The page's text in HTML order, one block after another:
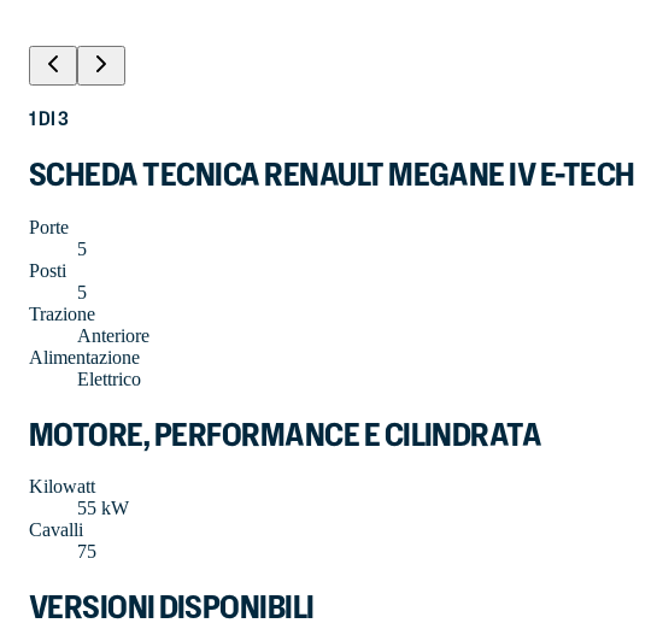
1DI3
SCHEDA TECNICA RENAULT MEGANE IV E-TECH
Porte
5
Posti
5
Trazione
Anteriore
Alimentazione
Elettrico
MOTORE, PERFORMANCE E CILINDRATA
Kilowatt
55 kW
Cavalli
75
VERSIONI DISPONIBILI